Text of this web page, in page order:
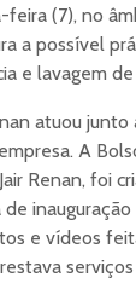
feira (7), no
a possível
e lavagem de
atuou
A
Renan, foi
e vídeos